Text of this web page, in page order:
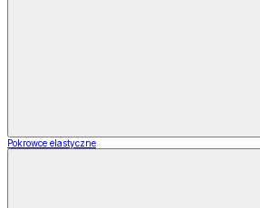
Pokrowce elastyczne